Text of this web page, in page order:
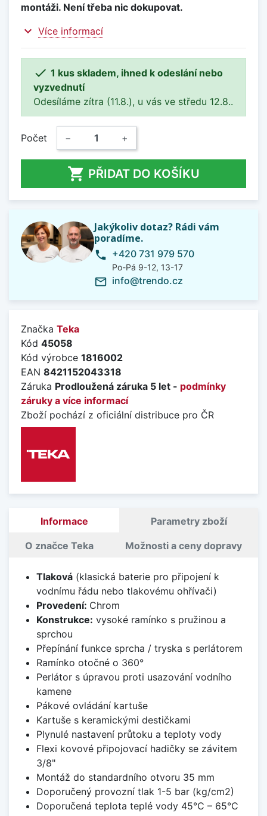
montáži. Není třeba nic dokupovat.
expand_more Více informací
 1 kus skladem, ihned k odeslání nebo
vyzvednutí
Odesíláme zítra (11.8.), u vás ve středu 12.8..
Počet − +
 PŘIDAT DO KOŠÍKU
Jakýkoliv dotaz? Rádi vám
poradíme.
phone +420 731 979 570
Po-Pá 9-12, 13-17
mail_outline info@trendo.cz
Značka Teka
Kód 45058
Kód výrobce 1816002
EAN 8421152043318
Záruka Prodloužená záruka 5 let - podmínky
záruky a více informací
Zboží pochází z oficiální distribuce pro ČR
Informace Parametry zboží
O značce Teka Možnosti a ceny dopravy
Tlaková(klasická baterie pro připojení k
vodnímu řádu nebo tlakovému ohřívači)
Provedení: Chrom
Konstrukce: vysoké ramínko s pružinou a
sprchou
Přepínání funkce sprcha / tryska s perlátorem
Ramínko otočné o 360°
Perlátor s úpravou proti usazování vodního
kamene
Pákové ovládání kartuše
Kartuše s keramickými destičkami
Plynulé nastavení průtoku a teploty vody
Flexi kovové připojovací hadičky se závitem
3/8"
Montáž do standardního otvoru 35 mm
Doporučený provozní tlak 1-5 bar (kg/cm2)
Doporučená teplota teplé vody 45°C – 65°C